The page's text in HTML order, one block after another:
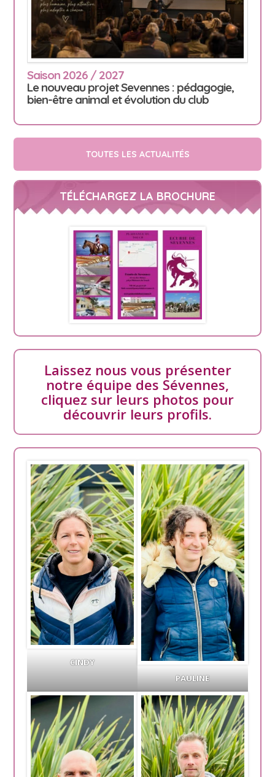
Saison 2026 / 2027
Le nouveau projet Sevennes : pédagogie,
bien-être animal et évolution du club
TOUTES LES ACTUALITÉS
TÉLÉCHARGEZ LA BROCHURE
Laissez nous vous présenter
notre équipe des Sévennes,
cliquez sur leurs photos pour
découvrir leurs profils.
CINDY
PAULINE